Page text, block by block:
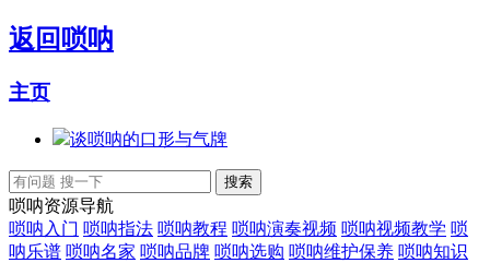
返回 唢呐
主页
谈唢呐的口形与气牌
唢呐资源导航
唢呐入门 唢呐指法 唢呐教程 唢呐演奏视频 唢呐视频教学 唢
呐乐谱 唢呐名家 唢呐品牌 唢呐选购 唢呐维护保养 唢呐知识